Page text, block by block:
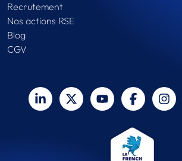
Recrutement
Nos actions RSE
Blog
CGV